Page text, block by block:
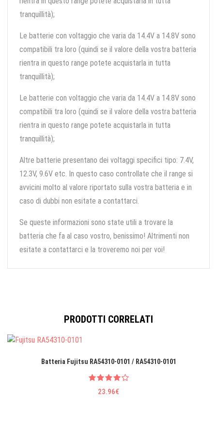
tranquillità);
Le batterie con voltaggio che varia da 14.4V a 14.8V sono
compatibili tra loro (quindi se il valore della vostra batteria
rientra in questo range potete acquistarla in tutta
tranquillità);
Le batterie con voltaggio che varia da 14.4V a 14.8V sono
compatibili tra loro (quindi se il valore della vostra batteria
rientra in questo range potete acquistarla in tutta
tranquillità);
Altre batterie presentano dei voltaggi specifici tipo: 7.4V,
12.3V, 9.6V etc. In questo caso controllate che il range si
avvicini molto al valore riportato sulla vostra batteria e in
caso di dubbi non esitate a contattarci.
Se queste informazioni sono state utili a trovare la
batteria che fa al caso vostro, benissimo! Altrimenti non
esitate a contattarci e la troveremo noi per voi!
PRODOTTI CORRELATI
Batteria Fujitsu RA54310-0101 / RA54310-0101
23.96€